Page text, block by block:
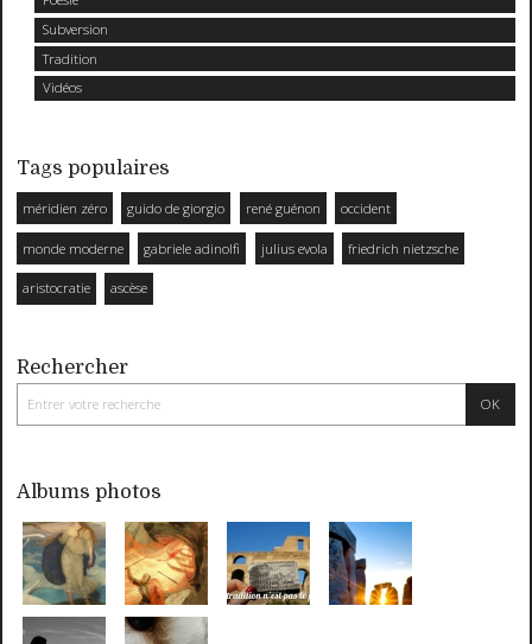
Subversion
Tradition
Vidéos
Tags populaires
méridien zéro guido de giorgio rené guénon occident
monde moderne gabriele adinolfi julius evola friedrich nietzsche
aristocratie ascèse
Rechercher
Albums photos